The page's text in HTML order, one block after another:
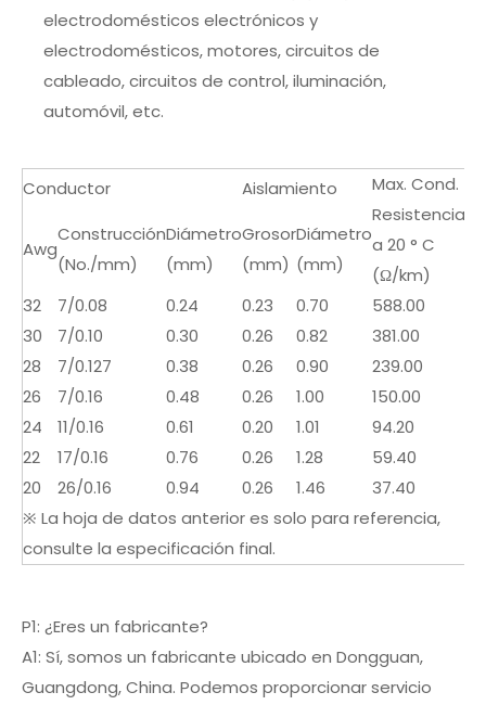
electrodomésticos electrónicos y
electrodomésticos, motores, circuitos de
cableado, circuitos de control, iluminación,
automóvil, etc.
Conductor Aislamiento
Max. Cond.
Resistencia
a 20 ° C
(Ω/km)
Awg
Construcción
(No./mm)
Diámetro
(mm)
Grosor
(mm)
Diámetro
(mm)
32
7/0.08 0.24 0.23 0.70
588.00
30
7/0.10 0.30 0.26 0.82
381.00
28
7/0.127 0.38 0.26 0.90
239.00
26
7/0.16 0.48 0.26 1.00
150.00
24
11/0.16 0.61 0.20 1.01
94.20
22
17/0.16 0.76 0.26 1.28
59.40
20
26/0.16 0.94 0.26 1.46
37.40
※ La hoja de datos anterior es solo para referencia,
consulte la especificación final.
P1: ¿Eres un fabricante?
A1: Sí, somos un fabricante ubicado en Dongguan,
Guangdong, China. Podemos proporcionar servicio